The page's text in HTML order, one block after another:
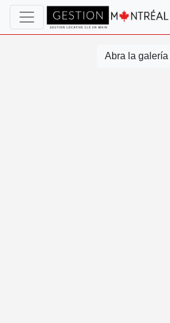
Abra la galería